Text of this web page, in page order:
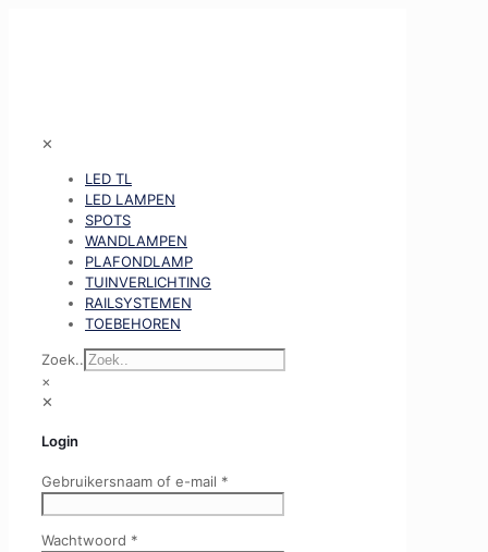
✕
LED TL
LED LAMPEN
SPOTS
WANDLAMPEN
PLAFONDLAMP
TUINVERLICHTING
RAILSYSTEMEN
TOEBEHOREN
Zoek..
×
✕
Login
Gebruikersnaam of e-mail *
Wachtwoord *